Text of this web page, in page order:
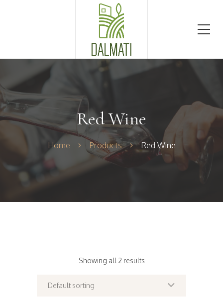
Red Wine
Home Products Red Wine
Showing all 2 results